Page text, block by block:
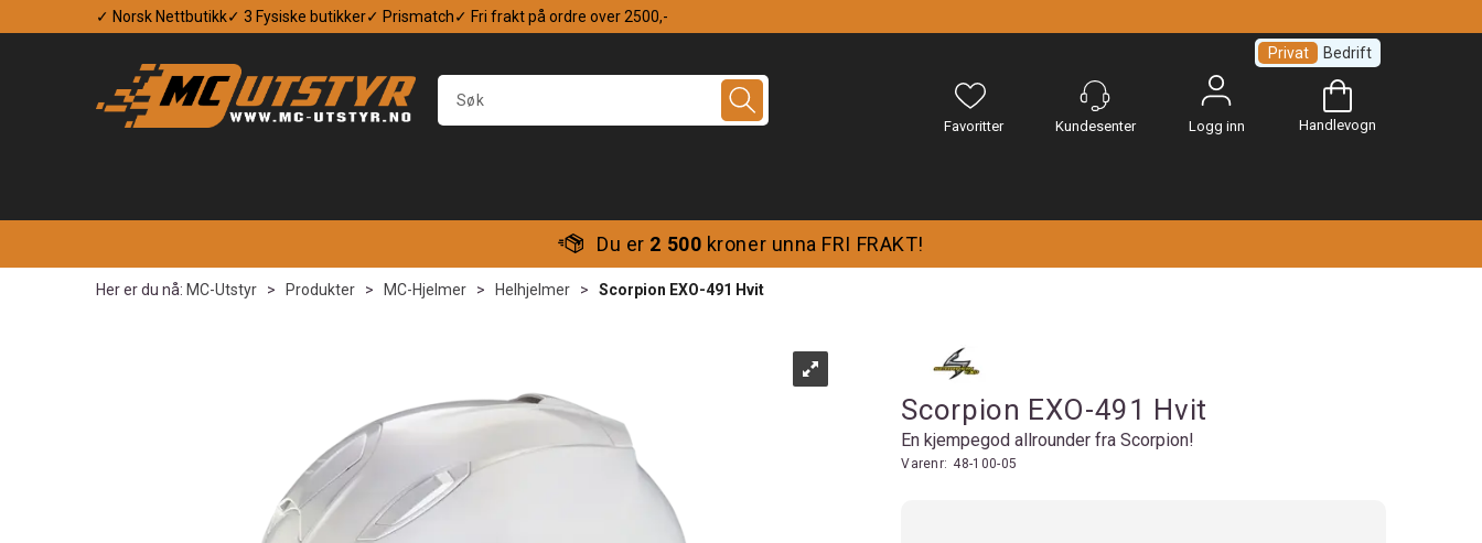
✓ Norsk Nettbutikk✓ 3 Fysiske butikker✓ Prismatch✓ Fri frakt på ordre over 2500,-
Logg inn
Privat Bedrift
Handlevogn
Du er 2 500 kroner unna FRI FRAKT!
Her er du nå: MC-Utstyr > Produkter > MC-Hjelmer > Helhjelmer > Scorpion EXO-491 Hvit
Scorpion EXO-491 Hvit
En kjempegod allrounder fra Scorpion!
Varenr: 48-100-05